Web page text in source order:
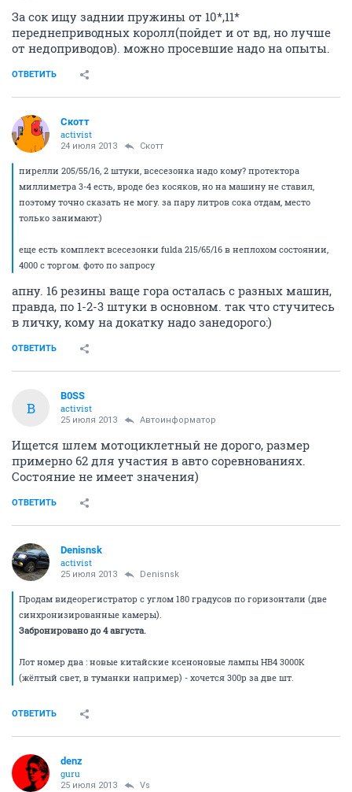
За сок ищу заднии пружины от 10*,11*
переднеприводных королл(пойдет и от вд, но лучше
от недоприводов). можно просевшие надо на опыты.
ОТВЕТИТЬ
Скотт
activist
24 июля 2013 Скотт
пирелли 205/55/16, 2 штуки, всесезонка надо кому? протектора
миллиметра 3-4 есть, вроде без косяков, но на машину не ставил,
поэтому точно сказать не могу. за пару литров сока отдам, место
только занимают:)
еще есть комплект всесезонки fulda 215/65/16 в неплохом состоянии,
4000 с торгом. фото по запросу
апну. 16 резины ваще гора осталась с разных машин,
правда, по 1-2-3 штуки в основном. так что стучитесь
в личку, кому на докатку надо занедорого:)
ОТВЕТИТЬ
B
B0SS
activist
25 июля 2013 Автоинформатор
Ищется шлем мотоциклетный не дорого, размер
примерно 62 для участия в авто соревнованиях.
Состояние не имеет значения)
ОТВЕТИТЬ
Denisnsk
activist
25 июля 2013 Denisnsk
Продам видеорегистратор с углом 180 градусов по горизонтали (две
синхронизированные камеры).
Забронировано до 4 августа.
Лот номер два : новые китайские ксеноновые лампы НВ4 3000К
(жёлтый свет, в туманки например) - хочется 300р за две шт.
ОТВЕТИТЬ
denz
guru
25 июля 2013 Vs